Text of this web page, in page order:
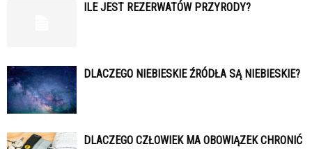
ILE JEST REZERWATÓW PRZYRODY?
DLACZEGO NIEBIESKIE ŹRÓDŁA SĄ NIEBIESKIE?
DLACZEGO CZŁOWIEK MA OBOWIĄZEK CHRONIĆ